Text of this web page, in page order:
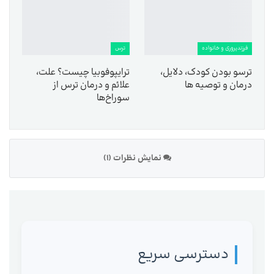
فرزندپروری و خانواده
ترسو بودن کودک، دلایل،
درمان و توصیه ها
ترس
ترایپوفوبیا چیست؟ علت،
علائم و درمان ترس از
سوراخ‌ها
نمایش نظرات (1)
دسترسی سریع